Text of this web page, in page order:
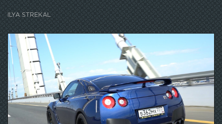
КАК Я КУПИЛ АВТОБУС за 100 000 руб
ILYA STREKAL